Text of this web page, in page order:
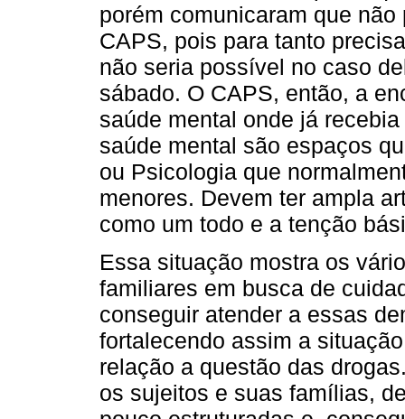
porém comunicaram que
CAPS, pois para tanto
não seria possível no caso
sábado. O CAPS, então, a
saúde mental onde já
saúde mental são espaços
ou Psicologia que
menores. Devem ter ampla
como um todo e a tenção
Essa situação mostra os
familiares em busca de
conseguir atender a essas
fortalecendo assim a
relação a questão das
os sujeitos e suas famílias,